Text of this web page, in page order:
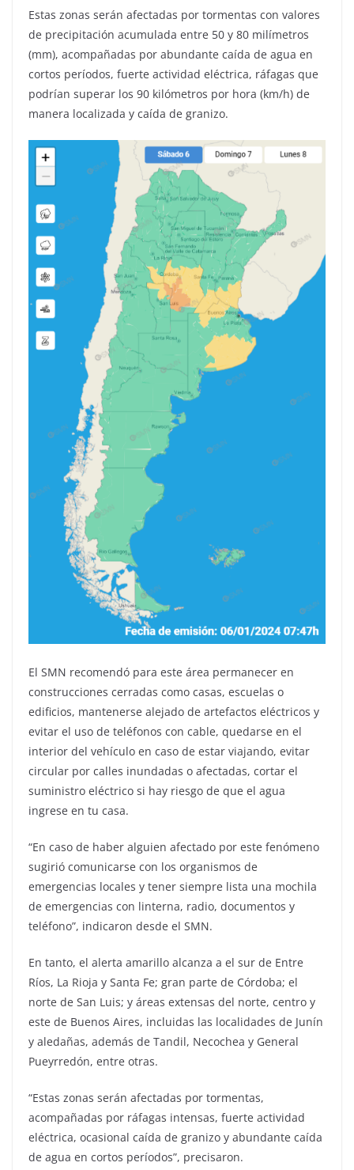
Estas zonas serán afectadas por tormentas con valores
de precipitación acumulada entre 50 y 80 milímetros
(mm), acompañadas por abundante caída de agua en
cortos períodos, fuerte actividad eléctrica, ráfagas que
podrían superar los 90 kilómetros por hora (km/h) de
manera localizada y caída de granizo.
El SMN recomendó para este área permanecer en
construcciones cerradas como casas, escuelas o
edificios, mantenerse alejado de artefactos eléctricos y
evitar el uso de teléfonos con cable, quedarse en el
interior del vehículo en caso de estar viajando, evitar
circular por calles inundadas o afectadas, cortar el
suministro eléctrico si hay riesgo de que el agua
ingrese en tu casa.
“En caso de haber alguien afectado por este fenómeno
sugirió comunicarse con los organismos de
emergencias locales y tener siempre lista una mochila
de emergencias con linterna, radio, documentos y
teléfono”, indicaron desde el SMN.
En tanto, el alerta amarillo alcanza a el sur de Entre
Ríos, La Rioja y Santa Fe; gran parte de Córdoba; el
norte de San Luis; y áreas extensas del norte, centro y
este de Buenos Aires, incluidas las localidades de Junín
y aledañas, además de Tandil, Necochea y General
Pueyrredón, entre otras.
“Estas zonas serán afectadas por tormentas,
acompañadas por ráfagas intensas, fuerte actividad
eléctrica, ocasional caída de granizo y abundante caída
de agua en cortos períodos”, precisaron.